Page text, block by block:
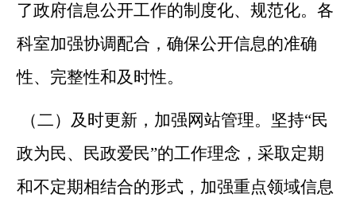
了政府信息公开工作的制度化、规范化。各
科室加强协调配合，确保公开信息的准确
性、完整性和及时性。
（二）及时更新，加强网站管理。 坚持“民
政为民、民政爱民”的工作理念，采取定期
和不定期相结合的形式，加强重点领域信息